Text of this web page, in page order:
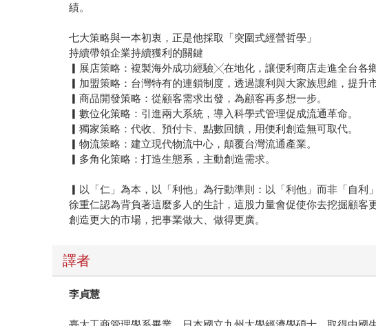
績。
七大策略與一本初衷，正是他採取「突圍式經營哲學」
持續帶領企業持續獲利的關鍵
▎展店策略：複製海外成功經驗╳在地化，讓便利商店走進全台各鄉
▎加盟策略：台灣特有的連鎖制度，透過讓利與大家族思維，提升市
▎商品開發策略：從顧客需求出發，為顧客再多想一步。
▎數位化策略：引進兩大系統，導入科學式管理促成流通革命。
▎獨家策略：代收、預付卡、點數回饋，用便利創造無可取代。
▎物流策略：建立現代物流中心，顛覆台灣流通產業。
▎多角化策略：打造生態系，主動創造需求。
▎以「仁」為本，以「利他」為行動準則：以「利他」而非「自利
徐重仁認為背負著這麼多人的生計，這股力量會促使你去挖掘顧客
創造更大的市場，把事業做大、做得更廣。
譯者
李貞慧